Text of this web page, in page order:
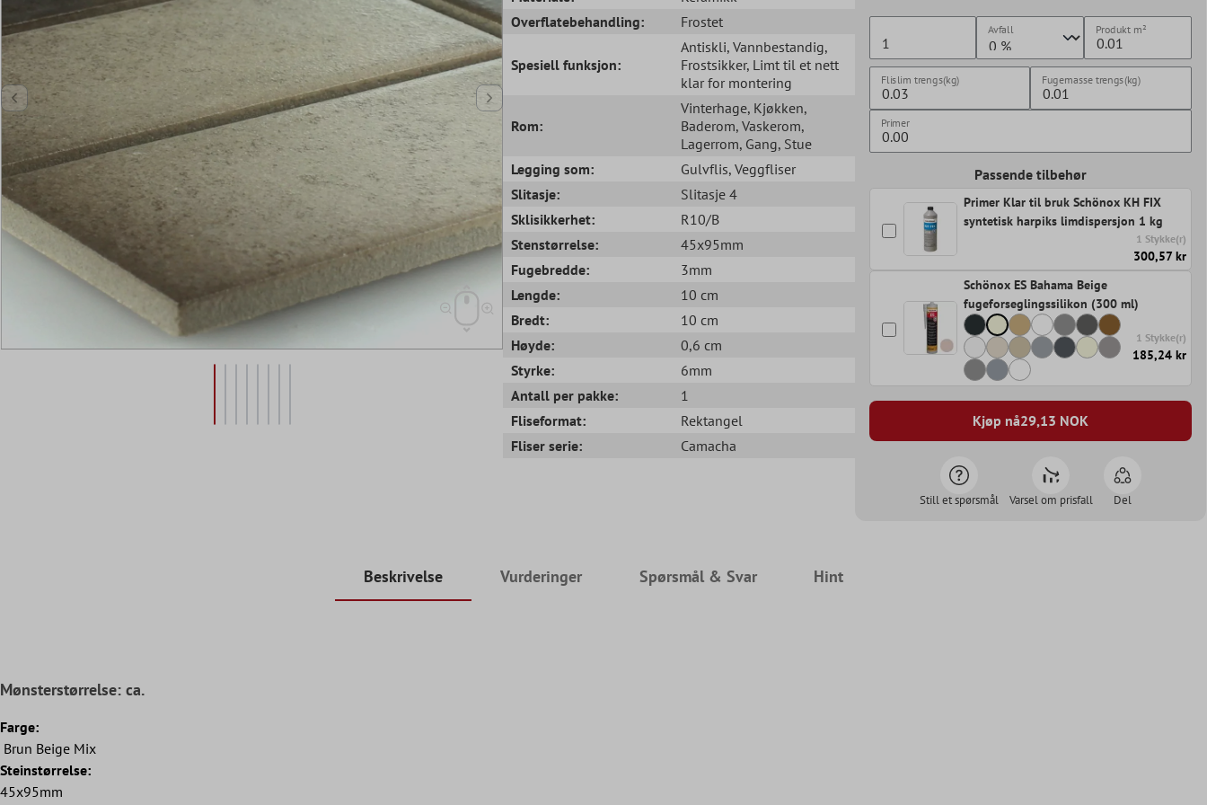
Overflatebehandling:
Frostet
Spesiell funksjon:
Antiskli, Vannbestandig,
Frostsikker, Limt til et nett
klar for montering
Rom:
Vinterhage, Kjøkken,
Baderom, Vaskerom,
Lagerrom, Gang, Stue
Legging som:
Gulvflis, Veggfliser
Slitasje:
Slitasje 4
Sklisikkerhet:
R10/B
Stenstørrelse:
45x95mm
Fugebredde:
3mm
Lengde:
10 cm
Bredt:
10 cm
Høyde:
0,6 cm
Styrke:
6mm
Antall per pakke:
1
Fliseformat:
Rektangel
Fliser serie:
Camacha
Avfall Produkt m²
Flislim trengs(kg) Fugemasse trengs(kg)
Primer
Passende tilbehør
Primer Klar til bruk Schönox KH FIX
syntetisk harpiks limdispersjon 1 kg
1 Stykke(r)
300,57 kr
Schönox ES Bahama Beige
fugeforseglingssilikon (300 ml)
1 Stykke(r)
185,24 kr
Kjøp nå29,13 NOK
Still et spørsmål Varsel om prisfall Del
Beskrivelse Vurderinger Spørsmål & Svar Hint
Mønsterstørrelse: ca.
Farge:
Brun Beige Mix
Steinstørrelse:
45x95mm